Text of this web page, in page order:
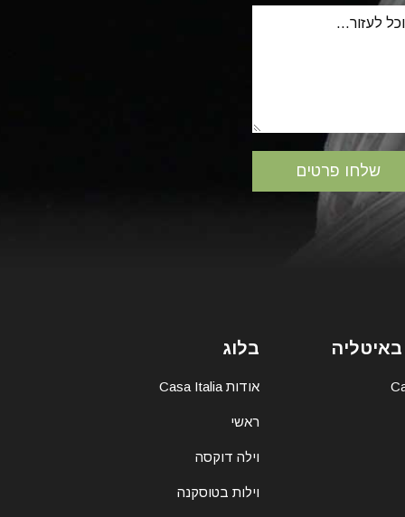
בלוג
אודות Casa Italia
ראשי
וילה דוקסה
וילות בטוסקנה